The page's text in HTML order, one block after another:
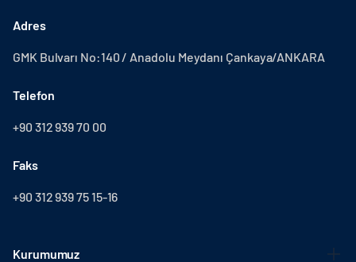
Adres
GMK Bulvarı No:140 / Anadolu Meydanı Çankaya/ANKARA
Telefon
+90 312 939 70 00
Faks
+90 312 939 75 15-16
Kurumumuz